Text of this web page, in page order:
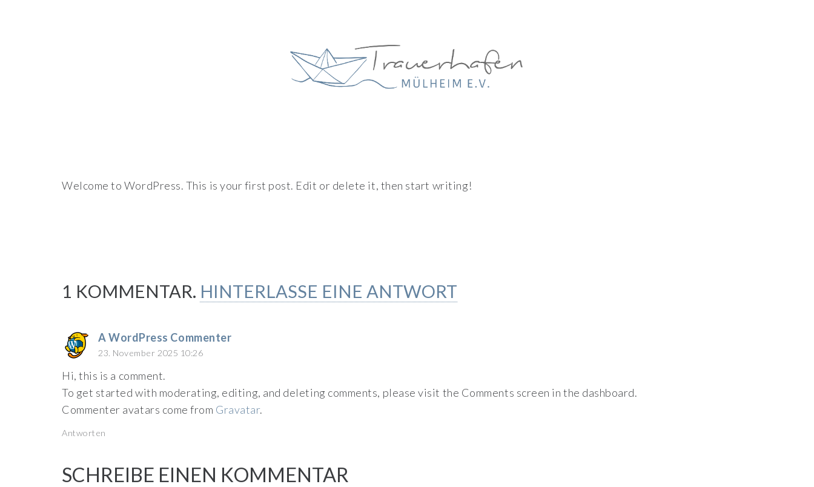
Welcome to WordPress. This is your first post. Edit or delete it, then start writing!
1 KOMMENTAR. HINTERLASSE EINE ANTWORT
A WordPress Commenter
23. November 2025 10:26
Hi, this is a comment.
To get started with moderating, editing, and deleting comments, please visit the Comments screen in the dashboard.
Commenter avatars come from Gravatar.
Antworten
SCHREIBE EINEN KOMMENTAR